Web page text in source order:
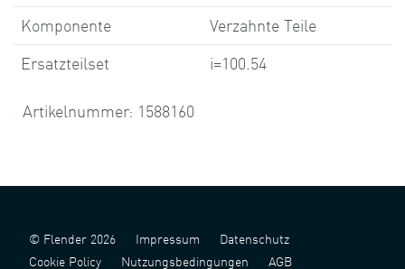
Komponente
Verzahnte Teile
Ersatzteilset
i=100.54
Artikelnummer: 1588160
© Flender 2026 Impressum
Datenschutz
Cookie Policy
Nutzungsbedingungen AGB